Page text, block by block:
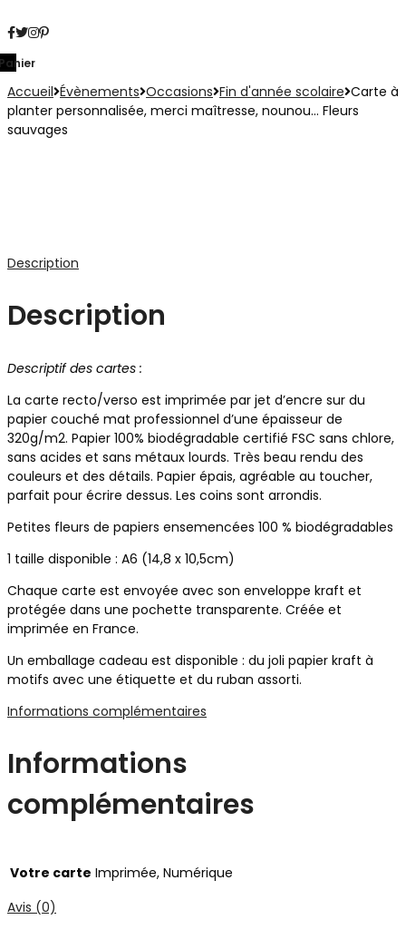
Accueil Évènements Occasions Fin d'année scolaire Carte à
planter personnalisée, merci maîtresse, nounou… Fleurs
sauvages
Description
Description
Descriptif des cartes :
La carte recto/verso est imprimée par jet d’encre sur du
papier couché mat professionnel d’une épaisseur de
320g/m2. Papier 100% biodégradable certifié FSC sans chlore,
sans acides et sans métaux lourds. Très beau rendu des
couleurs et des détails. Papier épais, agréable au toucher,
parfait pour écrire dessus. Les coins sont arrondis.
Petites fleurs de papiers ensemencées 100 % biodégradables
1 taille disponible : A6 (14,8 x 10,5cm)
Chaque carte est envoyée avec son enveloppe kraft et
protégée dans une pochette transparente. Créée et
imprimée en France.
Un emballage cadeau est disponible : du joli papier kraft à
motifs avec une étiquette et du ruban assorti.
Informations complémentaires
Informations
complémentaires
Votre carte Imprimée, Numérique
Avis (0)